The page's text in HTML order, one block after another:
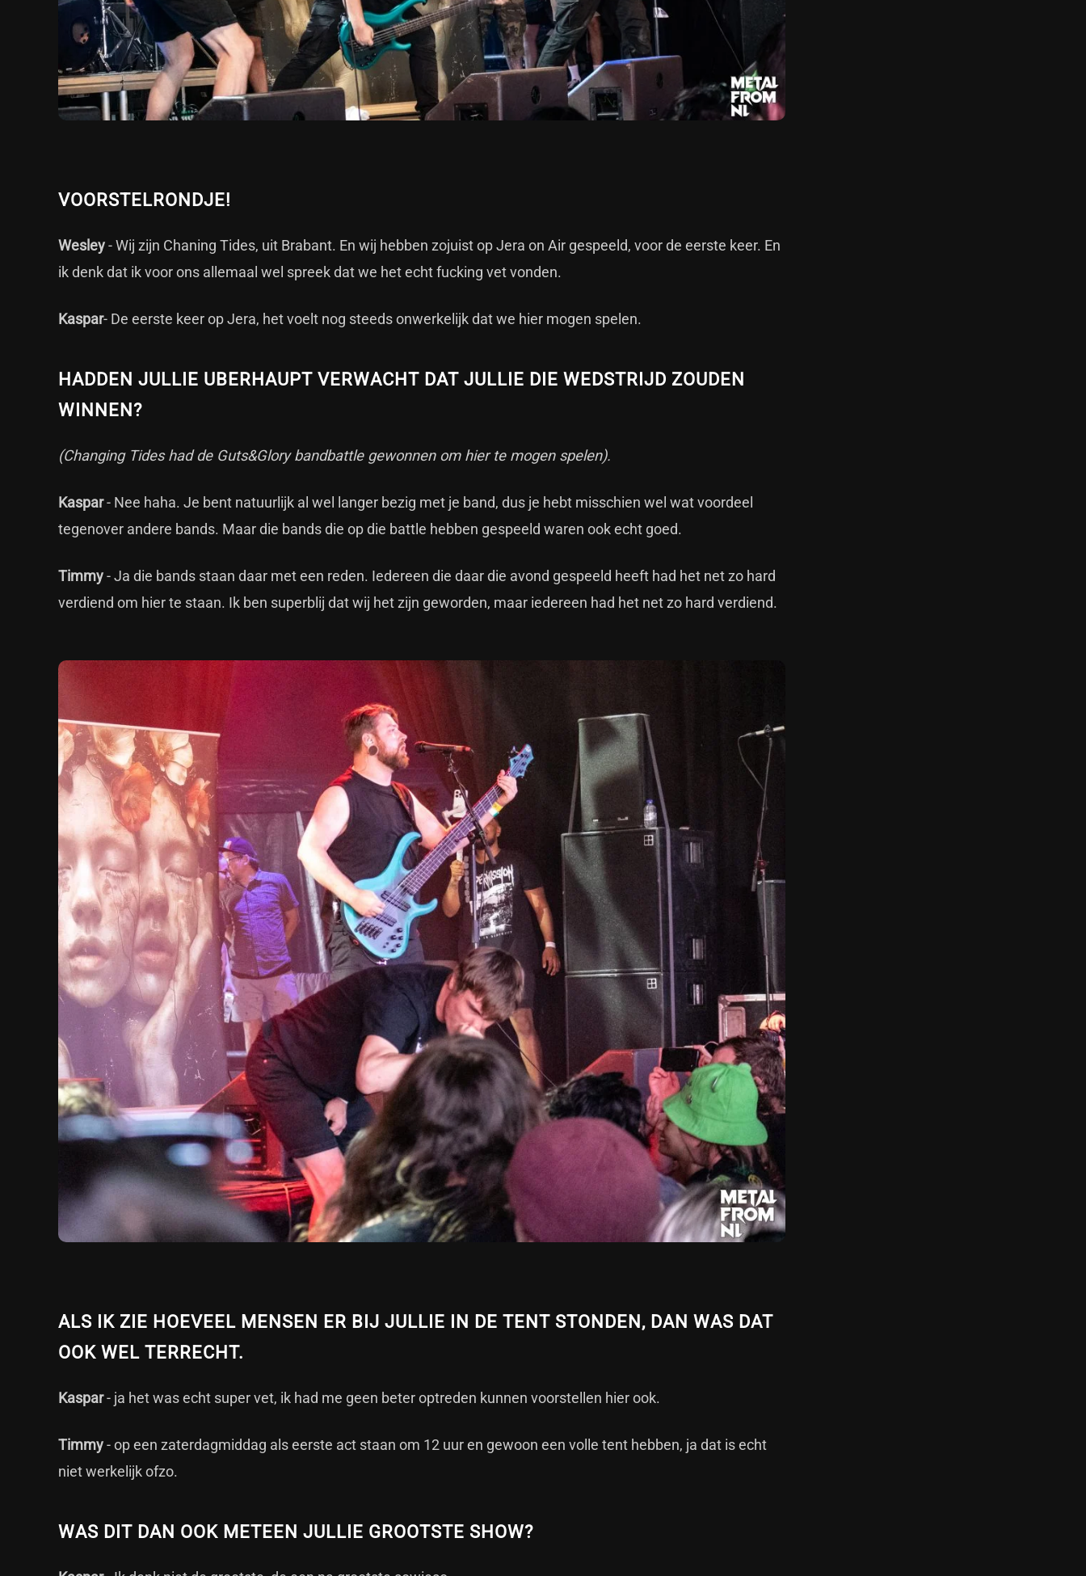
VOORSTELRONDJE!
Wesley- Wij zijn Chaning Tides, uit Brabant. En wij hebben zojuist op Jera on Air gespeeld, voor de eerste keer. En
ik denk dat ik voor ons allemaal wel spreek dat we het echt fucking vet vonden.
Kaspar- De eerste keer op Jera, het voelt nog steeds onwerkelijk dat we hier mogen spelen.
HADDEN JULLIE UBERHAUPT VERWACHT DAT JULLIE DIE WEDSTRIJD ZOUDEN
WINNEN?
(Changing Tides had de Guts&Glory bandbattle gewonnen om hier te mogen spelen).
Kaspar- Nee haha. Je bent natuurlijk al wel langer bezig met je band, dus je hebt misschien wel wat voordeel
tegenover andere bands. Maar die bands die op die battle hebben gespeeld waren ook echt goed.
Timmy- Ja die bands staan daar met een reden. Iedereen die daar die avond gespeeld heeft had het net zo hard
verdiend om hier te staan. Ik ben superblij dat wij het zijn geworden, maar iedereen had het net zo hard verdiend.
ALS IK ZIE HOEVEEL MENSEN ER BIJ JULLIE IN DE TENT STONDEN, DAN WAS DAT
OOK WEL TERRECHT.
Kaspar- ja het was echt super vet, ik had me geen beter optreden kunnen voorstellen hier ook.
Timmy- op een zaterdagmiddag als eerste act staan om 12 uur en gewoon een volle tent hebben, ja dat is echt
niet werkelijk ofzo.
WAS DIT DAN OOK METEEN JULLIE GROOTSTE SHOW?